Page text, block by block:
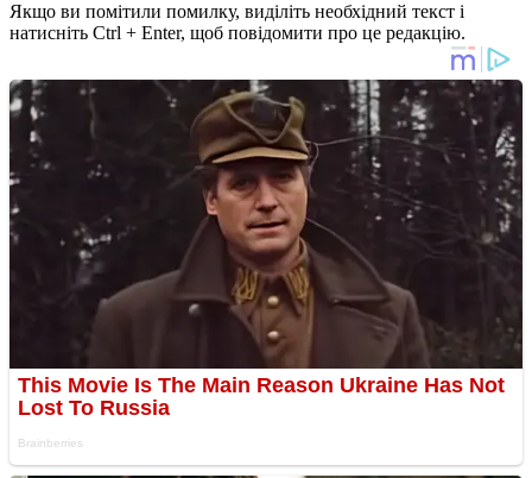
Якщо ви помітили помилку, виділіть необхідний текст і
натисніть Ctrl + Enter, щоб повідомити про це редакцію.